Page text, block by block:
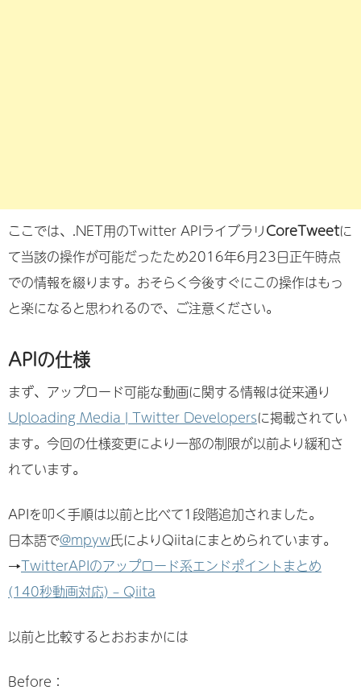
ここでは、.NET用のTwitter APIライブラリCoreTweetに
て当該の操作が可能だったため2016年6月23日正午時点
での情報を綴ります。おそらく今後すぐにこの操作はもっ
と楽になると思われるので、ご注意ください。
APIの仕様
まず、アップロード可能な動画に関する情報は従来通り
Uploading Media | Twitter Developersに掲載されてい
ます。今回の仕様変更により一部の制限が以前より緩和さ
れています。
APIを叩く手順は以前と比べて1段階追加されました。
日本語で@mpyw氏によりQiitaにまとめられています。
→TwitterAPIのアップロード系エンドポイントまとめ
(140秒動画対応) – Qiita
以前と比較するとおおまかには
Before：